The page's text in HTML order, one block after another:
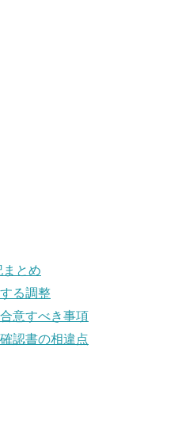
まとめ
る調整
意すべき事項
認書の相違点